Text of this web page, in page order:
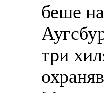
беше
три